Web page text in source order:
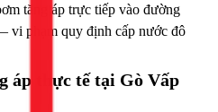
tăng áp trực tiếp vào đường
vi phạm quy định cấp nước đô
áp thực tế tại Gò Vấp